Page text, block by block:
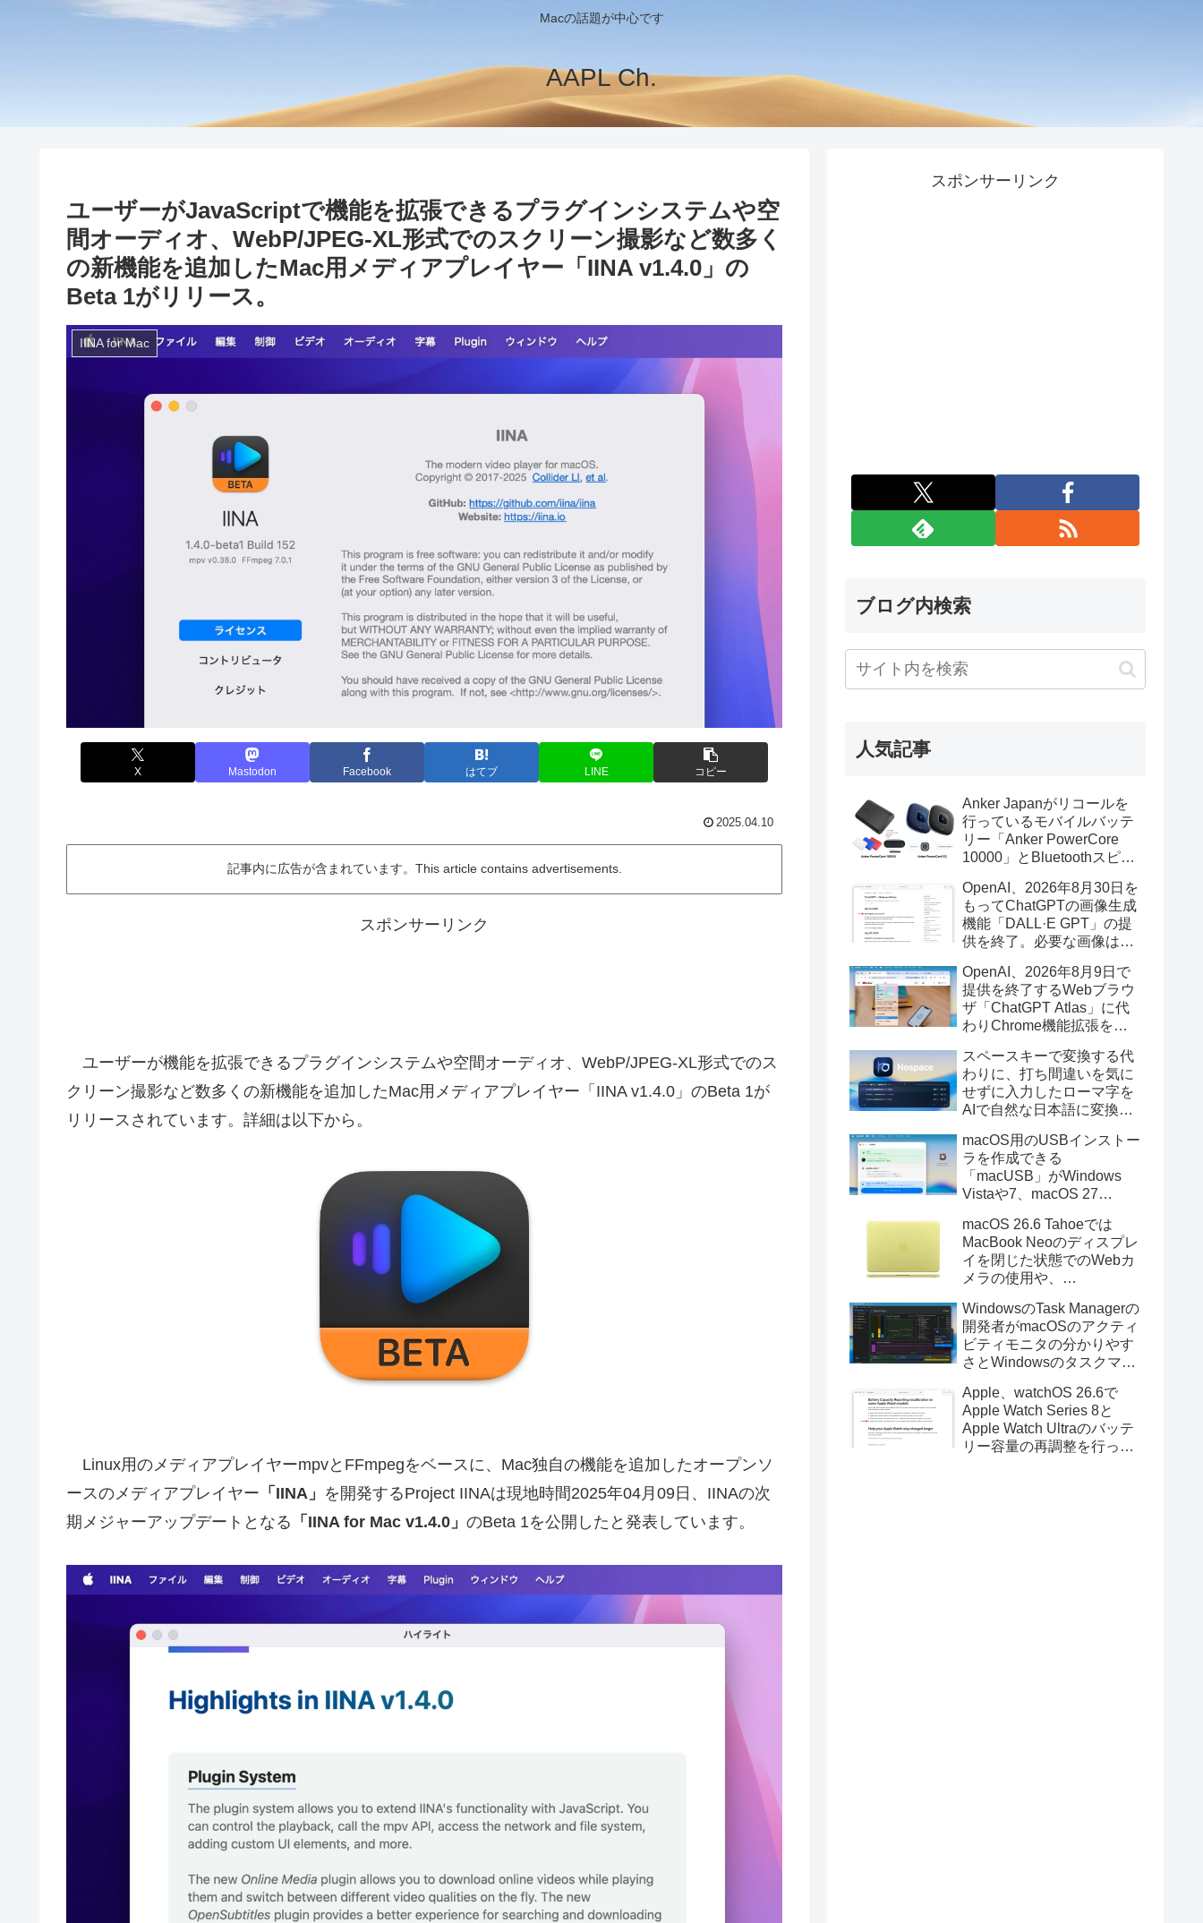
Macの話題が中心です
AAPL Ch.
ユーザーがJavaScriptで機能を拡張できるプラグインシステムや空
間オーディオ、WebP/JPEG-XL形式でのスクリーン撮影など数多く
の新機能を追加したMac用メディアプレイヤー「IINA v1.4.0」の
Beta 1がリリース。
IINA for Mac
X Mastodon Facebook はてブ LINE コピー
2025.04.10
記事内に広告が含まれています。This article contains advertisements.
スポンサーリンク
ユーザーが機能を拡張できるプラグインシステムや空間オーディオ、WebP/JPEG-XL形式でのス
クリーン撮影など数多くの新機能を追加したMac用メディアプレイヤー「IINA v1.4.0」のBeta 1が
リリースされています。詳細は以下から。
Linux用のメディアプレイヤーmpvとFFmpegをベースに、Mac独自の機能を追加したオープンソ
ースのメディアプレイヤー 「IINA」 を開発するProject IINAは現地時間2025年04月09日、IINAの次
期メジャーアップデートとなる 「IINA for Mac v1.4.0」 のBeta 1を公開したと発表しています。
スポンサーリンク
ブログ内検索
人気記事
Anker Japanがリコールを
行っているモバイルバッテ
リー「Anker PowerCore
10000」とBluetoothスピー
辺を焼損する火災が6月に3
件発生していたそうなので
注意を。
OpenAI、2026年8月30日を
もってChatGPTの画像生成
機能「DALL·E GPT」の提
供を終了。必要な画像は期
OpenAI、2026年8月9日で
提供を終了するWebブラウ
ザ「ChatGPT Atlas」に代
わりChrome機能拡張をア
画の質問やAsk ChatGPT機
能を追加。
スペースキーで変換する代
わりに、打ち間違いを気に
せずに入力したローマ字を
AIで自然な日本語に変換し
力アプリ「Nospace」がリ
リース。
macOS用のUSBインストー
ラを作成できる
「macUSB」がWindows
Vistaや7、macOS 27
トーラの作成に対応。
macOS 26.6 Tahoeでは
MacBook Neoのディスプレ
イを閉じた状態でのWebカ
メラの使用や、
利用しMacBook Neoを復元
する際の安定性が向上。
WindowsのTask Managerの
開発者がmacOSのアクティ
ビティモニタの分かりやす
さとWindowsのタスクマネ
Mac用システムモニタアプ
リ「Task Manager TMOG」
のBeta版を公開。
Apple、watchOS 26.6で
Apple Watch Series 8と
Apple Watch Ultraのバッテ
リー容量の再調整を行った